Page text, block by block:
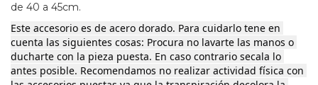
de 40 a 45cm.
Este accesorio es de acero dorado. Para cuidarlo tene en
cuenta las siguientes cosas: Procura no lavarte las manos o
ducharte con la pieza puesta. En caso contrario secala lo
antes posible. Recomendamos no realizar actividad física con